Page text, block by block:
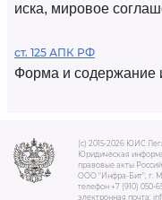
иска, мировое
ст. 125 АПК РФ
Форма и содержание
(c) 2015-2026 ЮИС
Юридическая
правовые акты
ООО "Инфра-Бит", г.
телефон +7 (910) 050-
электронная почта: